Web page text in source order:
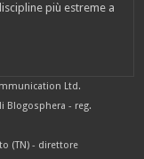
più estreme a
Ltd.
Blogosphera - reg.
(TN) - direttore